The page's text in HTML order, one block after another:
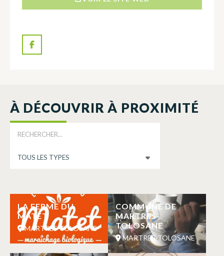
À DÉCOUVRIR À PROXIMITÉ
LA FERME DU
MATET
MARTRES-TOLOSANE
COMMUNE DE
MARTRES-
TOLOSANE
MARTRES-TOLOSANE